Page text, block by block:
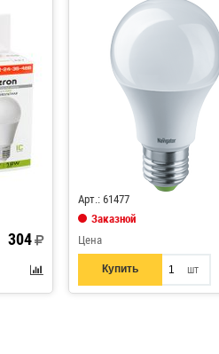
304
Арт.: 61477
Заказной
Цена
Купить шт